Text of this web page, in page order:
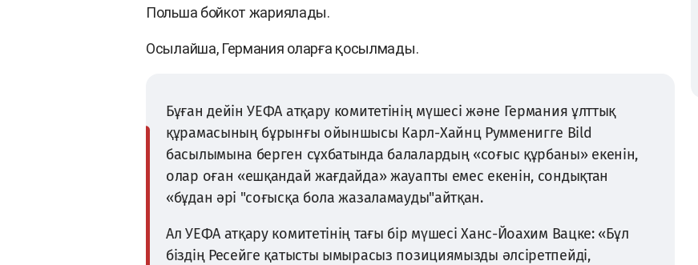
Польша бойкот жариялады.
Осылайша, Германия оларға қосылмады.
Бұған дейін УЕФА атқару комитетінің мүшесі және Германия ұлттық
құрамасының бұрынғы ойыншысы Карл-Хайнц Румменигге Bild
басылымына берген сұхбатында балалардың «соғыс құрбаны» екенін,
олар оған «ешқандай жағдайда» жауапты емес екенін, сондықтан
«бұдан әрі "соғысқа бола жазаламауды"айтқан.
Ал УЕФА атқару комитетінің тағы бір мүшесі Ханс-Йоахим Вацке: «Бұл
біздің Ресейге қатысты ымырасыз позициямызды әлсіретпейді,